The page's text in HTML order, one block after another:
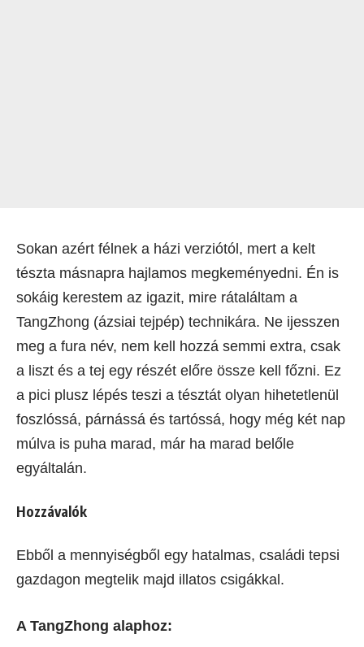
Sokan azért félnek a házi verziótól, mert a kelt
tészta másnapra hajlamos megkeményedni. Én is
sokáig kerestem az igazit, mire rátaláltam a
TangZhong (ázsiai tejpép) technikára. Ne ijesszen
meg a fura név, nem kell hozzá semmi extra, csak
a liszt és a tej egy részét előre össze kell főzni. Ez
a pici plusz lépés teszi a tésztát olyan hihetetlenül
foszlóssá, párnássá és tartóssá, hogy még két nap
múlva is puha marad, már ha marad belőle
egyáltalán.
Hozzávalók
Ebből a mennyiségből egy hatalmas, családi tepsi
gazdagon megtelik majd illatos csigákkal.
A TangZhong alaphoz: